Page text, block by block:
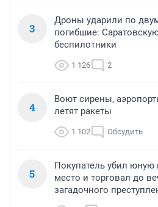
3
Дроны ударили по
погибшие:
беспилотники
1 126 2
4
Воют сирены,
летят ракеты
1 102 Обсудить
5
Покупатель убил юную
место и торговал до
загадочного